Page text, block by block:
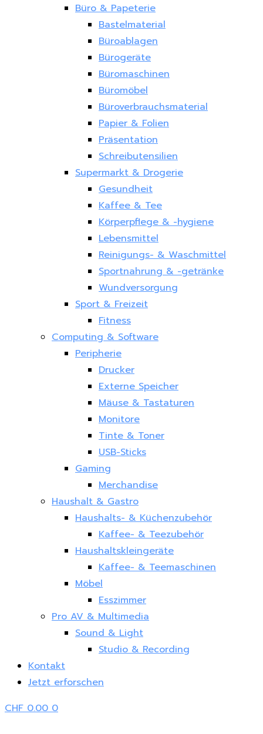
Büro & Papeterie
Bastelmaterial
Büroablagen
Bürogeräte
Büromaschinen
Büromöbel
Büroverbrauchsmaterial
Papier & Folien
Präsentation
Schreibutensilien
Supermarkt & Drogerie
Gesundheit
Kaffee & Tee
Körperpflege & -hygiene
Lebensmittel
Reinigungs- & Waschmittel
Sportnahrung & -getränke
Wundversorgung
Sport & Freizeit
Fitness
Computing & Software
Peripherie
Drucker
Externe Speicher
Mäuse & Tastaturen
Monitore
Tinte & Toner
USB-Sticks
Gaming
Merchandise
Haushalt & Gastro
Haushalts- & Küchenzubehör
Kaffee- & Teezubehör
Haushaltskleingeräte
Kaffee- & Teemaschinen
Möbel
Esszimmer
Pro AV & Multimedia
Sound & Light
Studio & Recording
Kontakt
Jetzt erforschen
CHF0.00 0